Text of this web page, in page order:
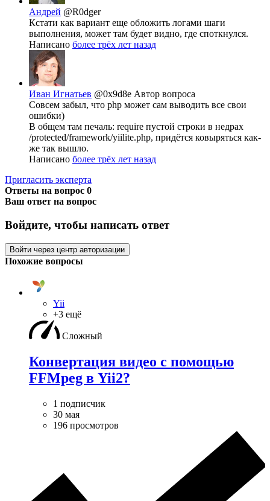
Андрей @R0dger
Кстати как вариант еще обложить логами шаги
выполнения, может там будет видно, где споткнулся.
Написано более трёх лет назад
Иван Игнатьев @0x9d8e Автор вопроса
Совсем забыл, что php может сам выводить все свои
ошибки)
В общем там печаль: require пустой строки в недрах
/protected/framework/yiilite.php, придётся ковыряться как-
же так вышло.
Написано более трёх лет назад
Пригласить эксперта
Ответы на вопрос 0
Ваш ответ на вопрос
Войдите, чтобы написать ответ
Войти через центр авторизации
Похожие вопросы
Yii
+3 ещё
Сложный
Конвертация видео с помощью
FFMpeg в Yii2?
1 подписчик
30 мая
196 просмотров